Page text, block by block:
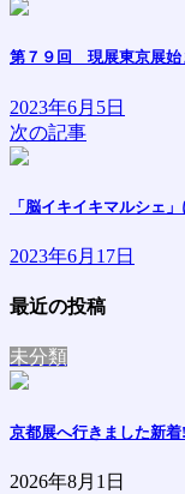
第７９回 現展東京展始
2023年6月5日
次の記事
「脳イキイキマルシェ」
2023年6月17日
最近の投稿
未分類
京都展へ行きました新着
2026年8月1日